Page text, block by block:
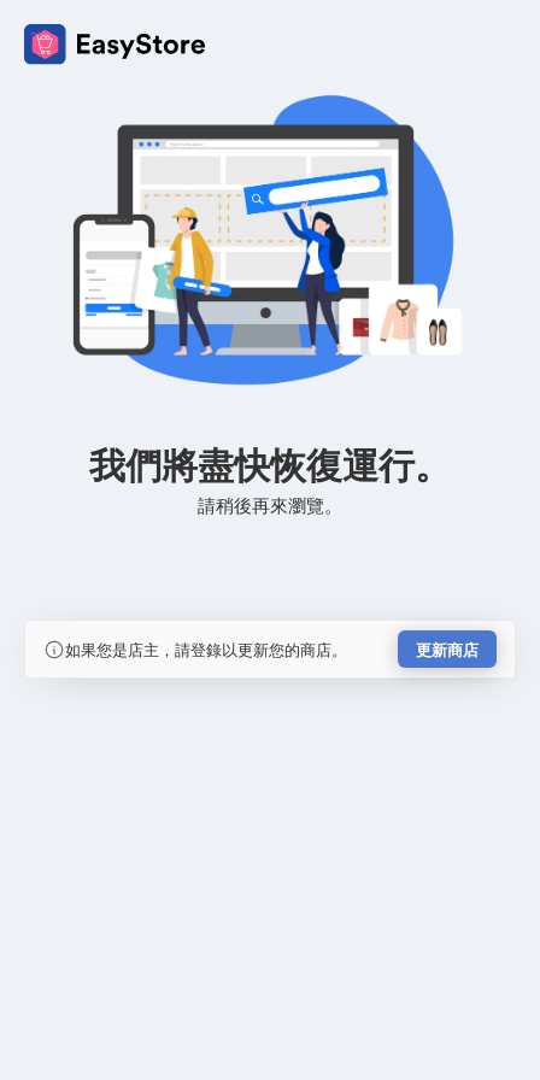
我們將盡快恢復運行。
請稍後再來瀏覽。
如果您是店主，請登錄以更新您的商店。 更新商店